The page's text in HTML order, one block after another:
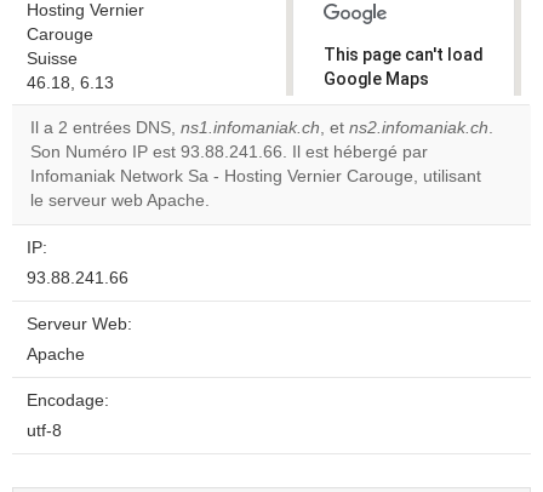
Hosting Vernier
Carouge
Suisse
46.18, 6.13
This page can't load
Google Maps
correctly.
Do you
own this
OK
Il a 2 entrées DNS, ns1.infomaniak.ch, et ns2.infomaniak.ch.
Son Numéro IP est 93.88.241.66. Il est hébergé par
Infomaniak Network Sa - Hosting Vernier Carouge, utilisant
le serveur web Apache.
IP:
93.88.241.66
Serveur Web:
Apache
Encodage:
utf-8